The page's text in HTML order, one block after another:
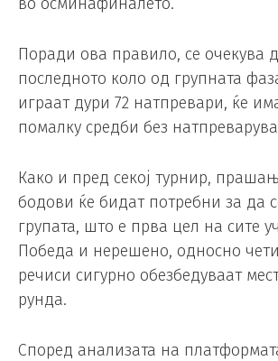
во осминафиналето.
Поради ова правило, се очекува
последното коло од групната
играат дури 72 натпревари, ќе
помалку средби без
Како и пред секој турнир,
бодови ќе бидат потребни за да
групата, што е прва цел на сите
Победа и нерешено, односно
речиси сигурно обезбедуваат
рунда.
Според анализата на